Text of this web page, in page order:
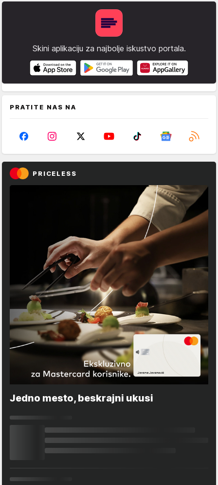
Skini aplikaciju za najbolje iskustvo portala.
PRATITE NAS NA
PRICELESS
Jedno mesto, beskrajni ukusi